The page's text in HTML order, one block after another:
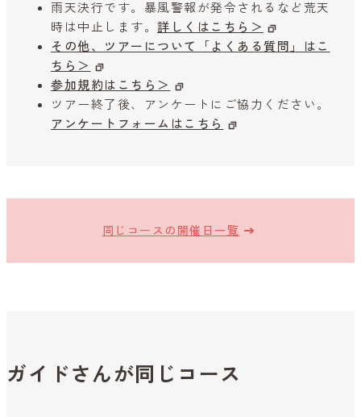
雨天決行です。暴風警報が発令されるなど荒天
時は中止します。 詳しくはこちら＞
その他、ツアーについて「よくある質問」はこ
ちら＞
参加規約はこちら＞
ツアー終了後、アンケートにご協力ください。
アンケートフォームはこちら
同じコースの開催日一覧
ガイドさんが同じコース